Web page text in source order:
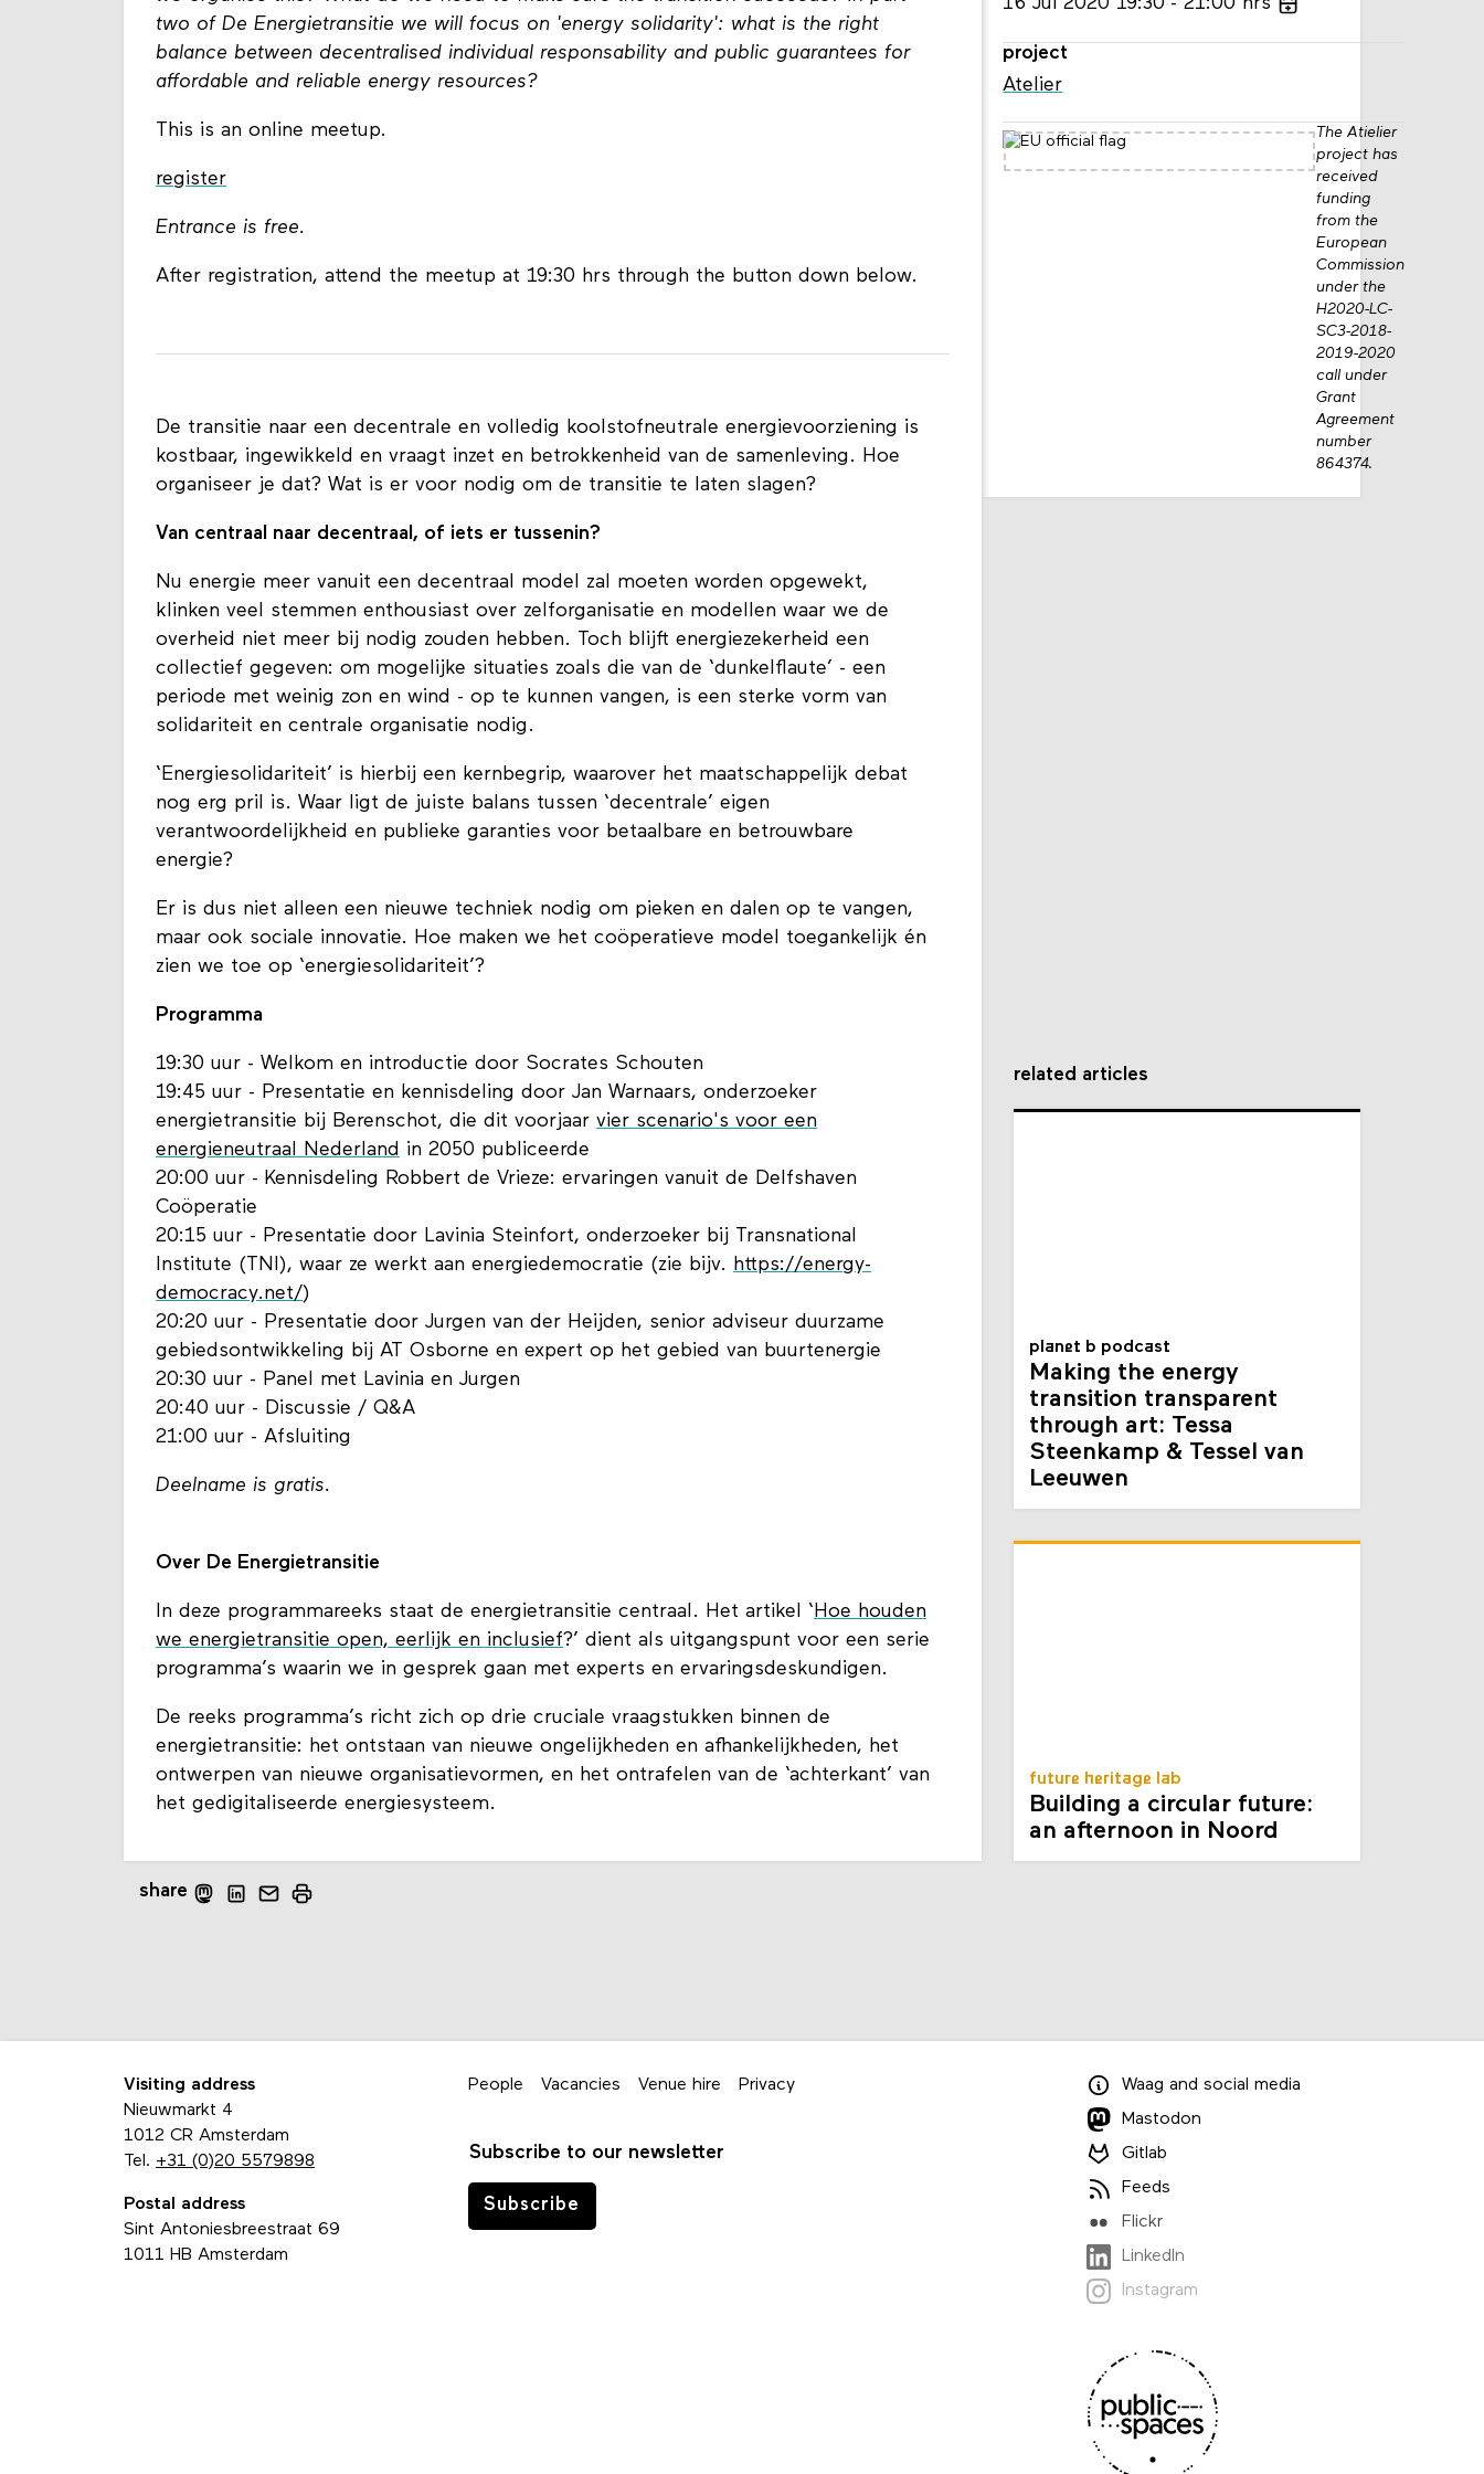
two of De Energietransitie we will focus on 'energy solidarity': what is the right
balance between decentralised individual responsability and public guarantees for
affordable and reliable energy resources?
This is an online meetup.
register
Entrance is free.
After registration, attend the meetup at 19:30 hrs through the button down below.
De transitie naar een decentrale en volledig koolstofneutrale energievoorziening is
kostbaar, ingewikkeld en vraagt inzet en betrokkenheid van de samenleving. Hoe
organiseer je dat? Wat is er voor nodig om de transitie te laten slagen?
Van centraal naar decentraal, of iets er tussenin?
Nu energie meer vanuit een decentraal model zal moeten worden opgewekt,
klinken veel stemmen enthousiast over zelforganisatie en modellen waar we de
overheid niet meer bij nodig zouden hebben. Toch blijft energiezekerheid een
collectief gegeven: om mogelijke situaties zoals die van de ‘dunkelflaute’ - een
periode met weinig zon en wind - op te kunnen vangen, is een sterke vorm van
solidariteit en centrale organisatie nodig.
‘Energiesolidariteit’ is hierbij een kernbegrip, waarover het maatschappelijk debat
nog erg pril is. Waar ligt de juiste balans tussen ‘decentrale’ eigen
verantwoordelijkheid en publieke garanties voor betaalbare en betrouwbare
energie?
Er is dus niet alleen een nieuwe techniek nodig om pieken en dalen op te vangen,
maar ook sociale innovatie. Hoe maken we het coöperatieve model toegankelijk én
zien we toe op ‘energiesolidariteit’?
Programma
19:30 uur - Welkom en introductie door Socrates Schouten
19:45 uur - Presentatie en kennisdeling door Jan Warnaars, onderzoeker
energietransitie bij Berenschot, die dit voorjaar vier scenario's voor een
energieneutraal Nederland in 2050 publiceerde
20:00 uur - Kennisdeling Robbert de Vrieze: ervaringen vanuit de Delfshaven
Coöperatie
20:15 uur - Presentatie door Lavinia Steinfort, onderzoeker bij Transnational
Institute (TNI), waar ze werkt aan energiedemocratie (zie bijv. https://energy-
democracy.net/)
20:20 uur - Presentatie door Jurgen van der Heijden, senior adviseur duurzame
gebiedsontwikkeling bij AT Osborne en expert op het gebied van buurtenergie
20:30 uur - Panel met Lavinia en Jurgen
20:40 uur - Discussie / Q&A
21:00 uur - Afsluiting
Deelname is gratis.
Over De Energietransitie
In deze programmareeks staat de energietransitie centraal. Het artikel ‘Hoe houden
we energietransitie open, eerlijk en inclusief?’ dient als uitgangspunt voor een serie
programma’s waarin we in gesprek gaan met experts en ervaringsdeskundigen.
De reeks programma’s richt zich op drie cruciale vraagstukken binnen de
energietransitie: het ontstaan van nieuwe ongelijkheden en afhankelijkheden, het
ontwerpen van nieuwe organisatievormen, en het ontrafelen van de ‘achterkant’ van
het gedigitaliseerde energiesysteem.
project
Atelier
The Atielier
project has
received
funding
from the
European
Commission
under the
H2020-LC-
SC3-2018-
2019-2020
call under
Grant
Agreement
number
864374.
share
related articles
planet b podcast
Making the energy
transition transparent
through art: Tessa
Steenkamp & Tessel van
Leeuwen
future heritage lab
Building a circular future:
an afternoon in Noord
Visiting address
Nieuwmarkt 4
1012 CR Amsterdam
Tel. +31 (0)20 5579898
Postal address
Sint Antoniesbreestraat 69
1011 HB Amsterdam
People Vacancies Venue hire Privacy
Subscribe to our newsletter
Subscribe
Waag and social media
Mastodon
Gitlab
Feeds
Flickr
LinkedIn
Instagram